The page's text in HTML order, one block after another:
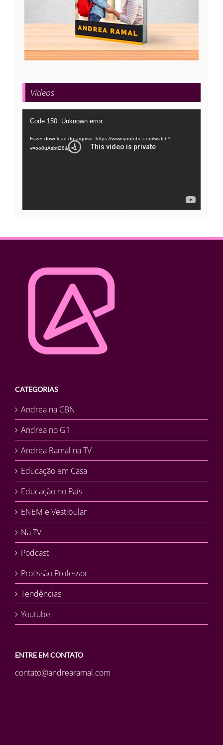
Vídeos
Tocador
vídeo
Code 150: Unknown error.
Fazer download do arquivo: https://www.youtube.com/watch?
v=oo0uAsbti28&_=1
CATEGORIAS
Andrea na CBN
Andrea no G1
Andrea Ramal na TV
Educação em Casa
Educação no País
ENEM e Vestibular
Na TV
Podcast
Profissão Professor
Tendências
Youtube
ENTRE EM CONTATO
contato@andrearamal.com